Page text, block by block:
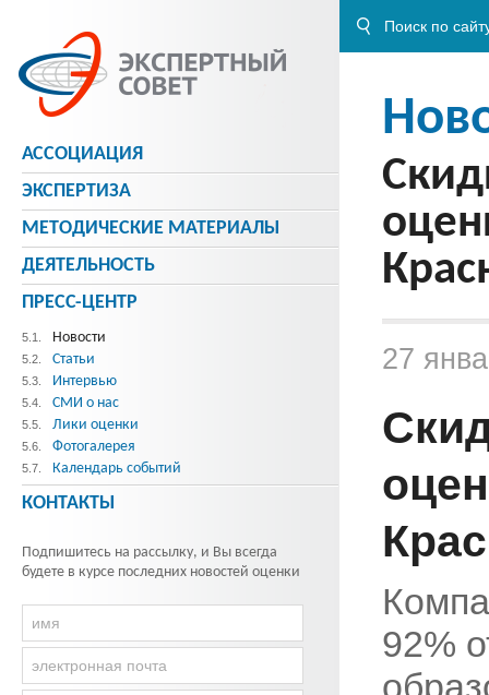
27
92%
АССОЦИАЦИЯ
ЭКСПЕРТИЗА
МЕТОДИЧЕСКИE МАТЕРИАЛЫ
ДЕЯТЕЛЬНОСТЬ
ПРЕСС-ЦЕНТР
5.1. Новости
5.2. Статьи
5.3. Интервью
5.4. СМИ о нас
5.5. Лики оценки
5.6. Фотогалерея
5.7. Календарь событий
КОНТАКТЫ
Подпишитесь на рассылку, и Вы всегда
будете в курсе последних новостей оценки